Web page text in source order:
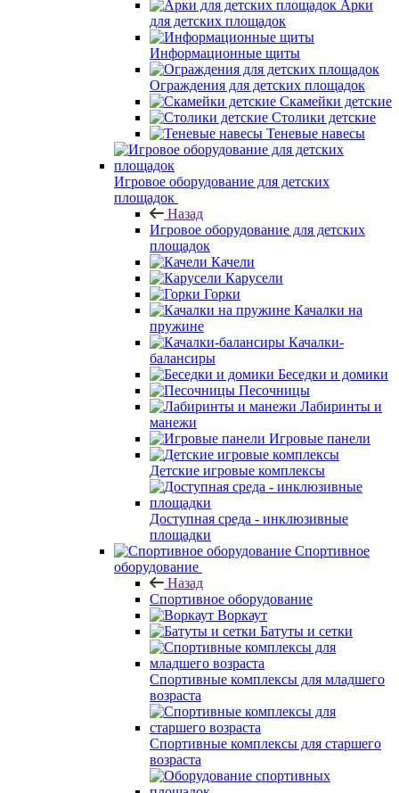
Арки
для детских площадок
Информационные щиты
Ограждения для детских площадок
Скамейки детские
Столики детские
Теневые навесы
Игровое оборудование для детских
площадок
Назад
Игровое оборудование для детских
площадок
Качели
Карусели
Горки
Качалки на
пружине
Качалки-
балансиры
Беседки и домики
Песочницы
Лабиринты и
манежи
Игровые панели
Детские игровые комплексы
Доступная среда - инклюзивные
площадки
Спортивное
оборудование
Назад
Спортивное оборудование
Воркаут
Батуты и сетки
Спортивные комплексы для младшего
возраста
Спортивные комплексы для старшего
возраста